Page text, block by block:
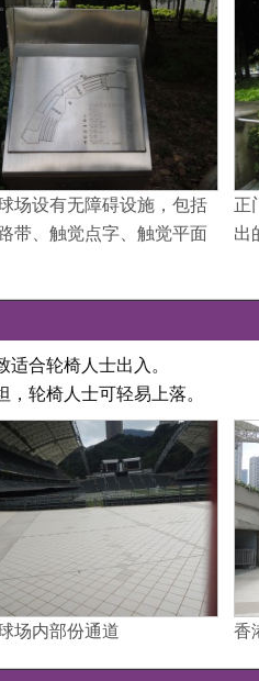
场设有无障碍设施，包括
带、触觉点字、触觉平面
正
出
合轮椅人士出入。
轮椅人士可轻易上落。
场内部份通道 香